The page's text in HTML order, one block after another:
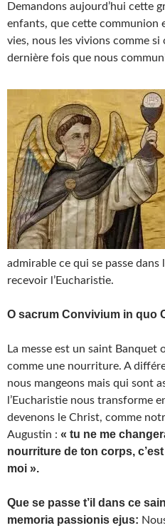
Demandons aujourd’hui cette
enfants, que cette communion
vies, nous les vivions comme si
dernière fois que nous
admirable ce qui se passe dans
recevoir l’Eucharistie.
O sacrum Convivium in quo
La messe est un saint Banquet
comme une nourriture. A
nous mangeons mais qui sont
l’Eucharistie nous transforme
devenons le Christ, comme
Augustin : « tu ne me
nourriture de ton corps,
moi ».
Que se passe t’il dans ce
memoria passionis ejus: